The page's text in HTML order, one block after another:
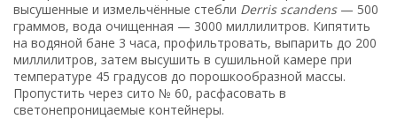
высушенные и измельчённые стебли Derris scandens— 500
граммов, вода очищенная — 3000 миллилитров. Кипятить
на водяной бане 3 часа, профильтровать, выпарить до 200
миллилитров, затем высушить в сушильной камере при
температуре 45 градусов до порошкообразной массы.
Пропустить через сито № 60, расфасовать в
светонепроницаемые контейнеры.